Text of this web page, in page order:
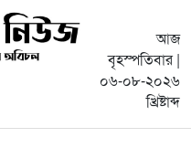
আজ
বৃহস্পতিবার |
০৬-০৮-২০২৬
খ্রিষ্টাব্দ